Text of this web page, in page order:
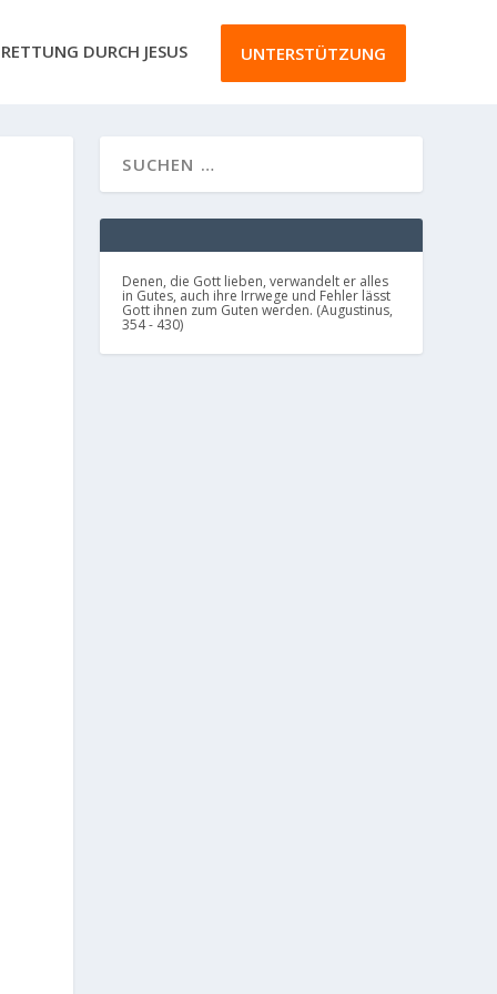
RETTUNG DURCH JESUS UNTERSTÜTZUNG
Denen, die Gott lieben, verwandelt er alles
in Gutes, auch ihre Irrwege und Fehler lässt
Gott ihnen zum Guten werden. (Augustinus,
354 - 430)